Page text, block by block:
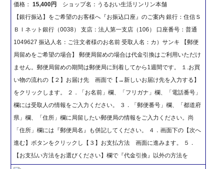
価格：15,400円
ショップ名：うるおい生活リンリン本舗
【銀行振込】をご希望のお客様へ『お振込口座』のご案内 銀行：住信Ｓ
ＢＩネット銀行（0038） 支店：法人第一支店（106） 口座番号：普通
1049627 振込人名：ご注文者様のお名前 受取人名：カ）サンキ 【郵便
局留めをご希望の場合】 郵便局留めの場合は代金引換はご利用いただけ
ません。郵便局留めの期間は郵便局に到着してから1週間です。 １.お買
い物の流れの【２】お届け先 画面で【→新しいお届け先を入力する】
をクリックします。 ２．「お名前」欄、「フリガナ」欄、「電話番号」
欄には受取人の情報をご入力ください。 ３．「郵便番号」欄、「都道府
県」欄、「住所」欄に局留したい郵便局の情報をご入力ください。尚
「住所」欄には『郵便局名』も併記してください。 ４．画面下の【次へ
進む】ボタンをクリックし【３】お支払方法 画面に進みます。 ５．
【お支払い方法をお選びください】欄で『代金引換』以外の方法を